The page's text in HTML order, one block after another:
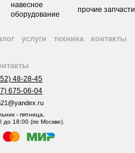
навесное
оборудование
прочие запчасти
услуги техника контакты
48-28-45
675-06-04
- пятница,
до 18:00 (по Москве).